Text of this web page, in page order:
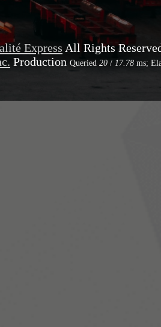
Express All Rights
Production Queried 20 / 17.78 ms;